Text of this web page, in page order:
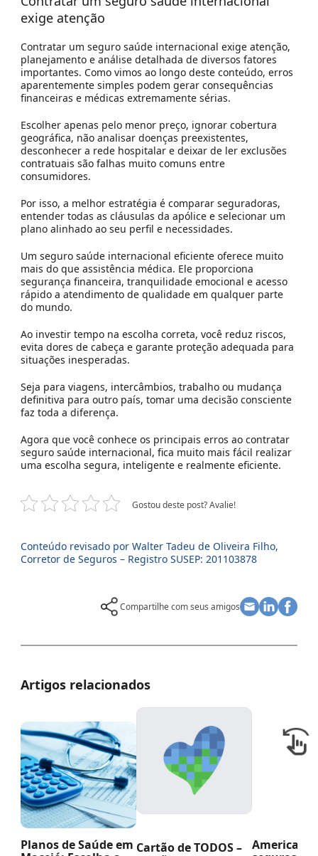
exige atenção
Contratar um seguro saúde internacional exige atenção,
planejamento e análise detalhada de diversos fatores
importantes. Como vimos ao longo deste conteúdo, erros
aparentemente simples podem gerar consequências
financeiras e médicas extremamente sérias.
Escolher apenas pelo menor preço, ignorar cobertura
geográfica, não analisar doenças preexistentes,
desconhecer a rede hospitalar e deixar de ler exclusões
contratuais são falhas muito comuns entre
consumidores.
Por isso, a melhor estratégia é comparar seguradoras,
entender todas as cláusulas da apólice e selecionar um
plano alinhado ao seu perfil e necessidades.
Um seguro saúde internacional eficiente oferece muito
mais do que assistência médica. Ele proporciona
segurança financeira, tranquilidade emocional e acesso
rápido a atendimento de qualidade em qualquer parte
do mundo.
Ao investir tempo na escolha correta, você reduz riscos,
evita dores de cabeça e garante proteção adequada para
situações inesperadas.
Seja para viagens, intercâmbios, trabalho ou mudança
definitiva para outro país, tomar uma decisão consciente
faz toda a diferença.
Agora que você conhece os principais erros ao contratar
seguro saúde internacional, fica muito mais fácil realizar
uma escolha segura, inteligente e realmente eficiente.
Gostou deste post? Avalie!
Conteúdo revisado por Walter Tadeu de Oliveira Filho,
Corretor de Seguros – Registro SUSEP: 201103878
Compartilhe com seus amigos
Artigos relacionados
Planos de Saúde em Cartão de TODOS –
American